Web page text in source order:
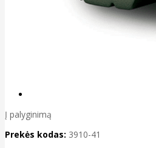
Į palyginimą
Prekės kodas: 3910-41